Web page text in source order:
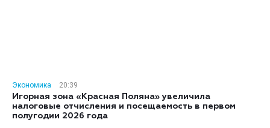
Экономика
20:39
Игорная зона «Красная Поляна» увеличила
налоговые отчисления и посещаемость в первом
полугодии 2026 года